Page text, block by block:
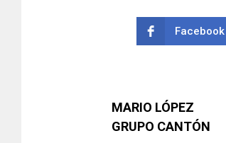
Facebook
MARIO LÓPEZ
GRUPO CANTÓN